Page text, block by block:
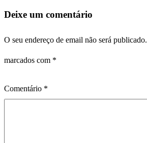
Deixe um comentário
O seu endereço de email não será publicado.
marcados com *
Comentário *